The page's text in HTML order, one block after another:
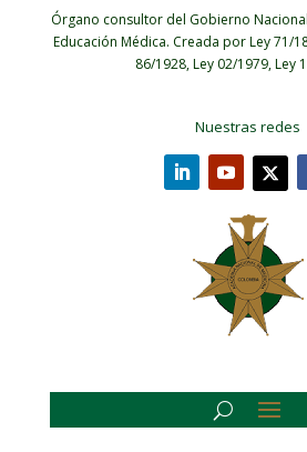
Órgano consultor del Gobierno
Educación Médica. Creada por Ley 71/
86/1928, Ley 02/1979, Ley
Nuestras redes